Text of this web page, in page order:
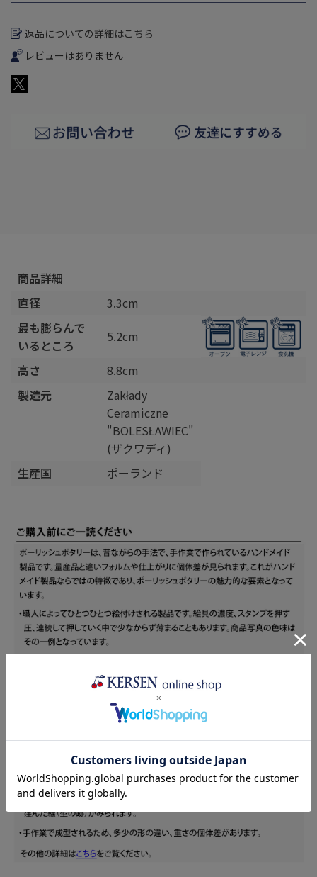
返品についての詳細はこちら
レビューはありません
商品詳細
直径
3.3cm
最も膨らんで
いるところ
5.2cm
高さ
8.8cm
製造元
Zakłady
Ceramiczne
"BOLESŁAWIEC"
(ザクワディ)
生産国
ポーランド